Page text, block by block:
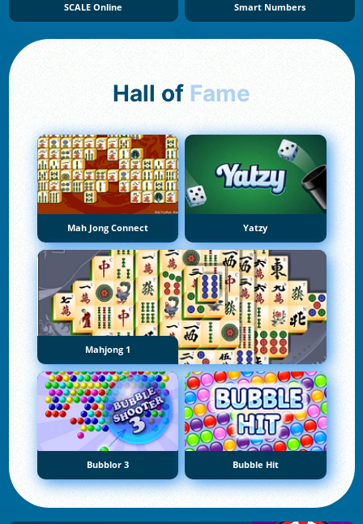
SCALE Online Smart Numbers
Hall of Fame
Mah Jong Connect Yatzy
Mahjong 1
Bubblor 3 Bubble Hit